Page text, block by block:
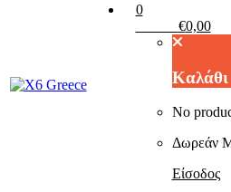
0
€0,00
Καλάθι
No
Δωρεάν
Είσοδος